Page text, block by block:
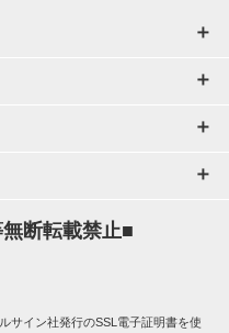
断転載禁止■
サイン社発行のSSL電子証明書を使